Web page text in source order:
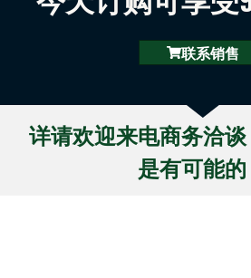
联系销售
详请欢迎来电商务洽
是有可能的